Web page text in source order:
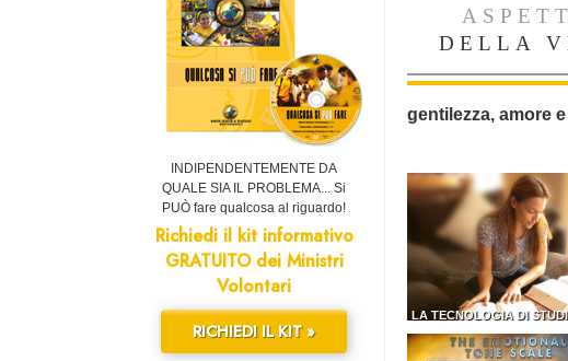
DELLA
gentilezza, amore
LA TECNOLOGIA DI
INDIPENDENTEMENTE DA
QUALE SIA IL PROBLEMA... Si
PUÒ fare qualcosa al riguardo!
Richiedi il kit informativo
GRATUITO dei Ministri
Volontari
RICHIEDI IL KIT »